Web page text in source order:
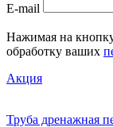
E-mail
Нажимая на
обработку ваших
Акция
Труба дренажная